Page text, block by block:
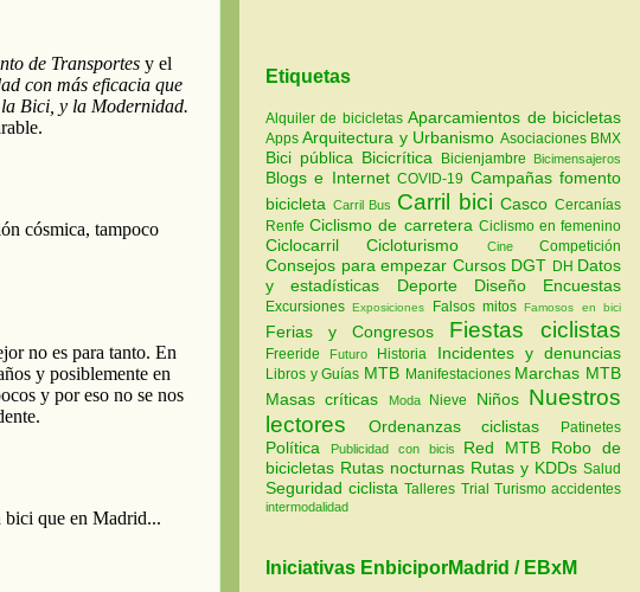
Etiquetas
Alquiler de bicicletasAparcamientos de bicicletas
AppsArquitectura y Urbanismo Asociaciones BMX
Bici pública Bicicrítica Bicienjambre Bicimensajeros
Blogs e InternetCOVID-19 Campañas fomento
bicicleta Carril Bus Carril biciCascoCercanías
RenfeCiclismo de carretera Ciclismo en femenino
CiclocarrilCicloturismo CineCompetición
Consejos para empezar Cursos DGT DH Datos
y estadísticas Deporte Diseño Encuestas
ExcursionesExposiciones Falsos mitosFamosos en bici
Ferias y Congresos Fiestas ciclistas
Freeride Futuro Historia Incidentes y denuncias
Libros y Guías MTB Manifestaciones Marchas MTB
Masas críticas
Moda Nieve Niños Nuestros
lectores
Ordenanzas ciclistas Patinetes
Política Publicidad con bicis Red MTB Robo de
bicicletas Rutas nocturnas Rutas y KDDs Salud
Seguridad ciclistaTalleres Trial Turismoaccidentes
intermodalidad
Iniciativas EnbiciporMadrid / EBxM